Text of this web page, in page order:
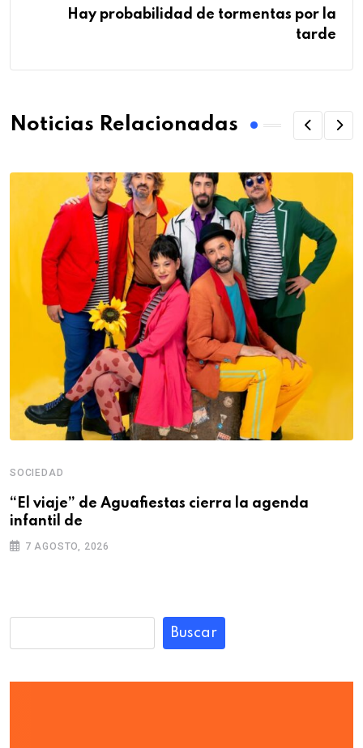
Hay probabilidad de tormentas por la
tarde
Noticias Relacionadas
SOCIEDAD
“El viaje” de Aguafiestas cierra la agenda
infantil de
7 AGOSTO, 2026
Buscar